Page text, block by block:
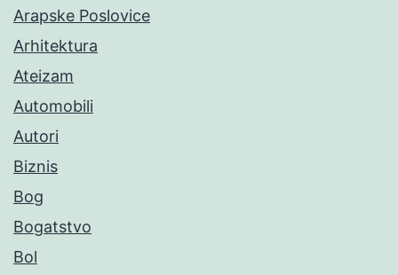
Arapske Poslovice
Arhitektura
Ateizam
Automobili
Autori
Biznis
Bog
Bogatstvo
Bol